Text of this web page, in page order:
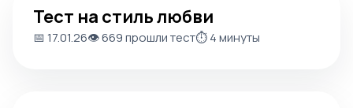
Тест на стиль любви
📅 17.01.26👁️ 669 прошли тест⏱️ 4 минуты